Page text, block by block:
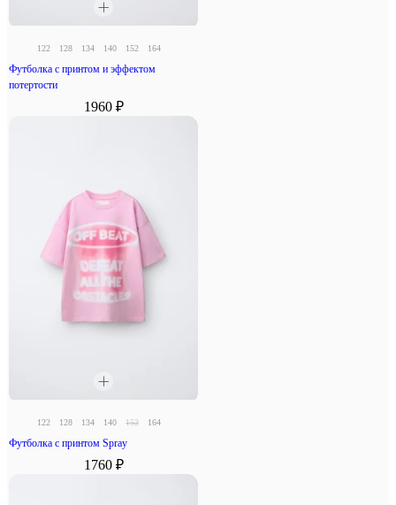
122 128 134 140 152 164
Футболка с принтом и эффектом
потертости
1960 ₽
122 128 134 140 152 164
Футболка с принтом Spray
1760 ₽